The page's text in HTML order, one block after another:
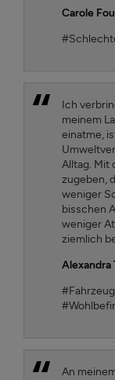
Carole
Ich
meinem
einatme,
Alltag. Mit
zugeben,
weniger
bisschen
weniger
ziemlich
Alexandra
An